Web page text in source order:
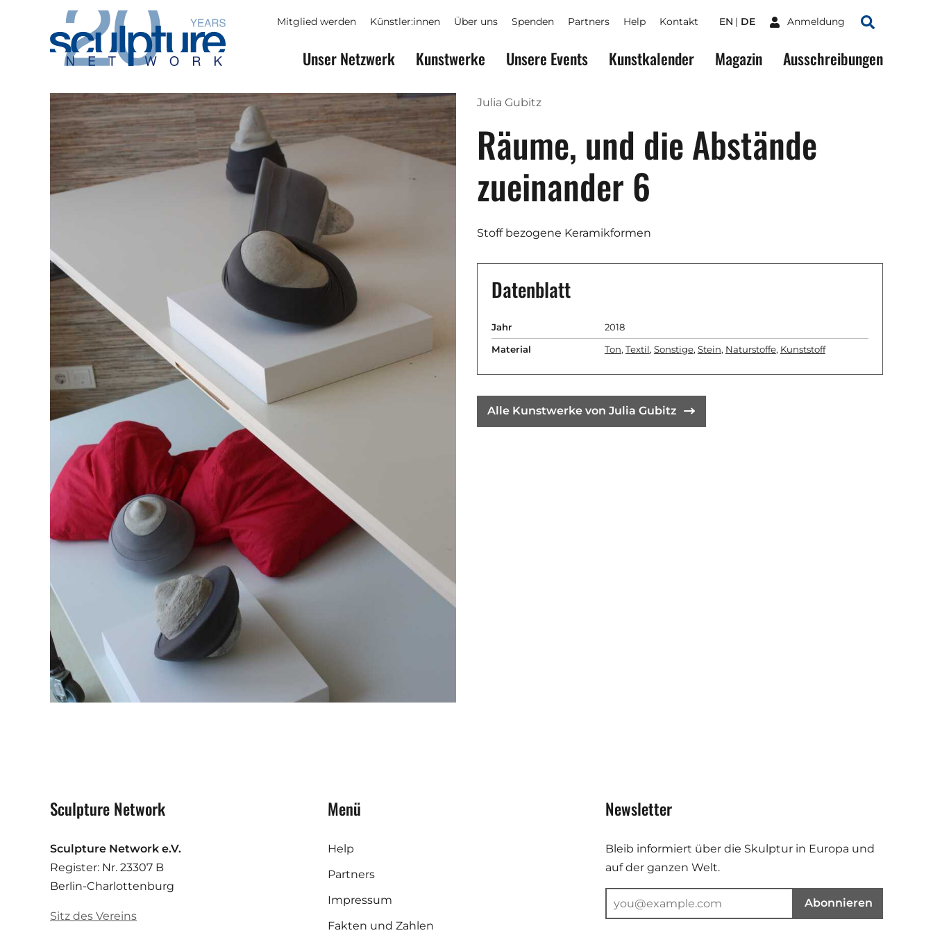
Skip to main content
Mitglied werden Künstler:innen Über uns Spenden Partners Help Kontakt EN DE Anmeldung
Suchen
Unser Netzwerk Kunstwerke Unsere Events Kunstkalender Magazin Ausschreibungen
Julia Gubitz
Räume, und die Abstände
zueinander 6
Stoff bezogene Keramikformen
Datenblatt
Jahr 2018
Material Ton, Textil, Sonstige, Stein, Naturstoffe, Kunststoff
Alle Kunstwerke von Julia Gubitz
Sculpture Network
Sculpture Network e.V.
Register: Nr. 23307 B
Berlin-Charlottenburg
Sitz des Vereins
Menü
Help
Partners
Impressum
Fakten und Zahlen
Newsletter
Bleib informiert über die Skulptur in Europa und
auf der ganzen Welt.
Abonnieren